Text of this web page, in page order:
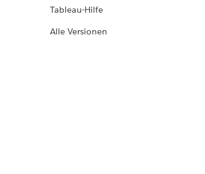
Tableau-Hilfe
Alle Versionen